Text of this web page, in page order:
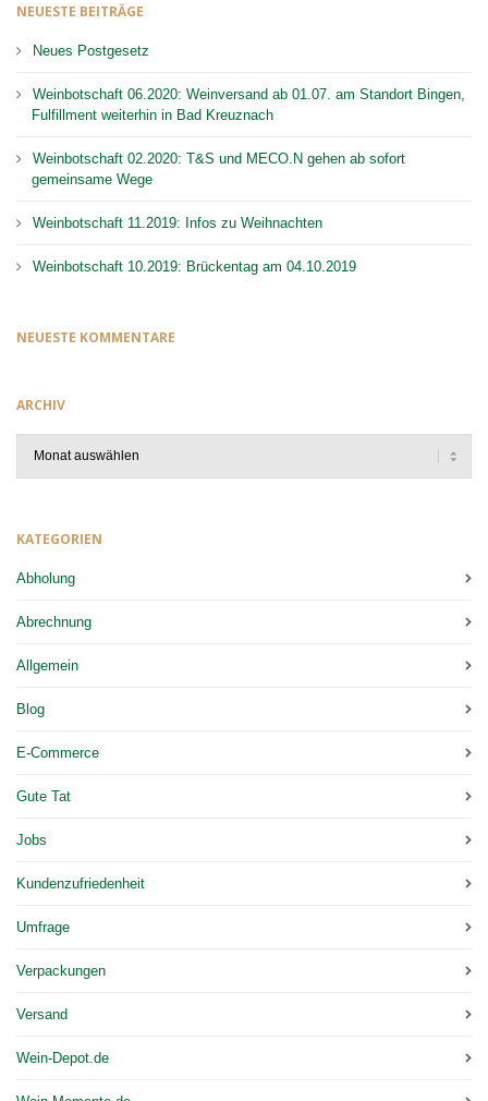
NEUESTE BEITRÄGE
Neues Postgesetz
Weinbotschaft 06.2020: Weinversand ab 01.07. am Standort Bingen,
Fulfillment weiterhin in Bad Kreuznach
Weinbotschaft 02.2020: T&S und MECO.N gehen ab sofort
gemeinsame Wege
Weinbotschaft 11.2019: Infos zu Weihnachten
Weinbotschaft 10.2019: Brückentag am 04.10.2019
NEUESTE KOMMENTARE
ARCHIV
KATEGORIEN
Abholung
Abrechnung
Allgemein
Blog
E-Commerce
Gute Tat
Jobs
Kundenzufriedenheit
Umfrage
Verpackungen
Versand
Wein-Depot.de